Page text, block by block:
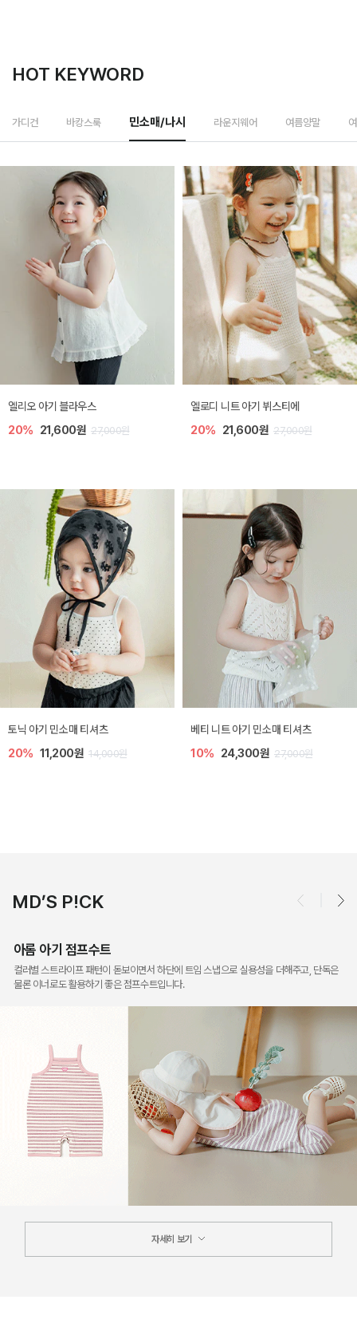
HOT KEYWORD
가디건 바캉스룩 민소매/나시 라운지웨어 여름양말
미렐 아기 라운지웨어
10% 28,800원 32,000원
[SIZE ~6Y] 로미나 라운지 셋업
10% 26,100원 29,000원
렌디 아기 라운지웨어
10% 18,900원 21,000원
[SIZE ~6Y] 오뎃 라운지웨어
10% 20,700원 23,000원
MD’S P!CK
아롬 아기 점프수트
컬러별 스트라이프 패턴이 돋보이면서 하단에 트임 스냅으로 실용성을 더해주고, 단독은
물론 이너로도 활용하기 좋은 점프수트입니다.
자세히 보기